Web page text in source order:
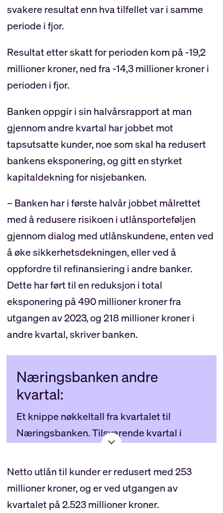
svakere resultat enn hva tilfellet var i samme
periode i fjor.
Resultat etter skatt for perioden kom på -19,2
millioner kroner, ned fra -14,3 millioner kroner i
perioden i fjor.
Banken oppgir i sin halvårsrapport at man
gjennom andre kvartal har jobbet mot
tapsutsatte kunder, noe som skal ha redusert
bankens eksponering, og gitt en styrket
kapitaldekning for nisjebanken.
– Banken har i første halvår jobbet målrettet
med å redusere risikoen i utlånsporteføljen
gjennom dialog med utlånskundene, enten ved
å øke sikkerhetsdekningen, eller ved å
oppfordre til refinansiering i andre banker.
Dette har ført til en reduksjon i total
eksponering på 490 millioner kroner fra
utgangen av 2023, og 218 millioner kroner i
andre kvartal, skriver banken.
Næringsbanken andre
kvartal:
Et knippe nøkkeltall fra kvartalet til
Næringsbanken. Tilsvarende kvartal i
Resultat etter skatt: -19,2 mill. (-14,3)
Annualisert egenkapitalavkastning: -9,5
Netto utlån til kunder er redusert med 253
millioner kroner, og er ved utgangen av
kvartalet på 2.523 millioner kroner.